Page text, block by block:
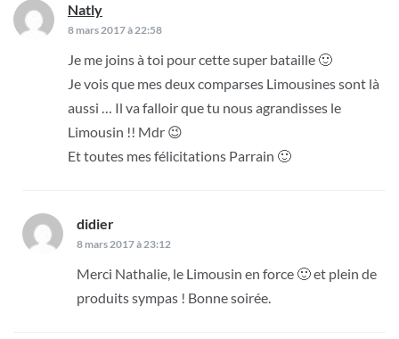
Natly
8 mars 2017 à 22:58
Je me joins à toi pour cette super bataille 🙂
Je vois que mes deux comparses Limousines sont là
aussi … Il va falloir que tu nous agrandisses le
Limousin !! Mdr 😉
Et toutes mes félicitations Parrain 🙂
didier
8 mars 2017 à 23:12
Merci Nathalie, le Limousin en force 🙂 et plein de
produits sympas ! Bonne soirée.